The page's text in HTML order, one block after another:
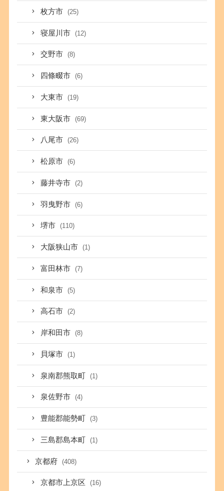
枚方市 (25)
寝屋川市 (12)
交野市 (8)
四條畷市 (6)
大東市 (19)
東大阪市 (69)
八尾市 (26)
松原市 (6)
藤井寺市 (2)
羽曳野市 (6)
堺市 (110)
大阪狭山市 (1)
富田林市 (7)
和泉市 (5)
高石市 (2)
岸和田市 (8)
貝塚市 (1)
泉南郡熊取町 (1)
泉佐野市 (4)
豊能郡能勢町 (3)
三島郡島本町 (1)
京都府 (408)
京都市上京区 (16)